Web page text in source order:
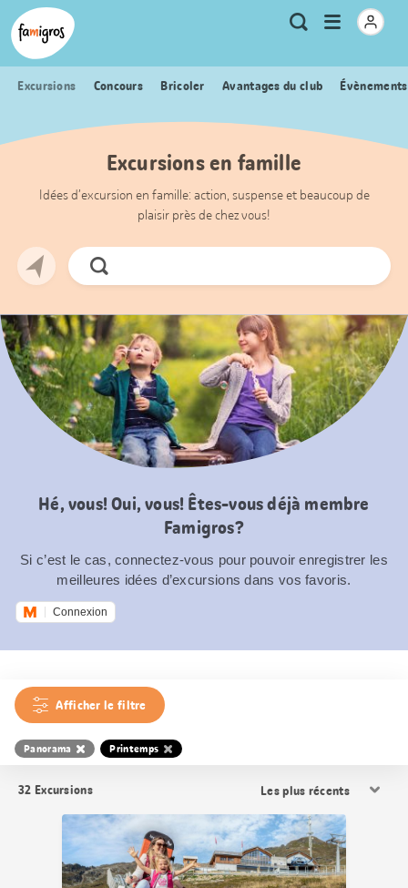
Signets
de
navigation
Header
Logo Métanavigation
RechercheOuvrir
Excursions Concours Bricoler Avantages du club
Excursions en famille
Idées d’excursion en famille: action, suspense et beaucoup de
plaisir près de chez vous!
Chercher
Hé, vous! Oui, vous! Êtes-vous déjà membre
Famigros?
Si c’est le cas, connectez-vous pour pouvoir enregistrer les
meilleures idées d’excursions dans vos favoris.
Connexion
Afficher le filtre
Panorama Printemps
32 Excursions
les
résultats